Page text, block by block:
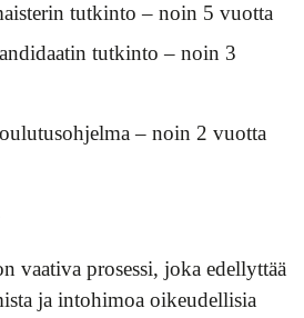
tutkinto – noin 5 vuotta
tutkinto – noin 3
– noin 2 vuotta
vaativa prosessi, joka edellyttää
ja intohimoa oikeudellisia